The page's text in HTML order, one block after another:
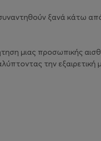
ξανά κάτω
μιας προσωπικής
την εξαιρετική